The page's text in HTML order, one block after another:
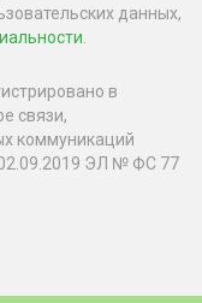
данных,
в
связи,
коммуникаций
ЭЛ № ФС 77